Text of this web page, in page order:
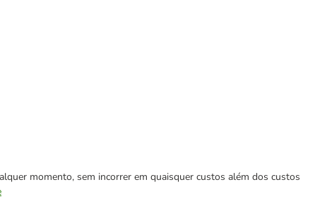
momento, sem incorrer em quaisquer custos além dos custos